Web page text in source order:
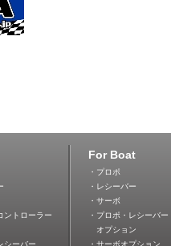
ントローラー
シーバー
For Boat
・プロポ
・レシーバー
・サーボ
・プロポ・レシーバー
オプション
・サーボオプション